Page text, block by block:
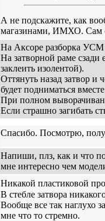
А не подскажите, как
магазинами, ИМХО. Сам
На Аксоре разборка УСМ
На затворной раме сзади
заклеить изолентой).
Оттянуть назад затвор и
будет подниматься
При полном
Если страшно загибать
Спасибо. Посмотрю,
Напиши, плз, как и что
мне интересно чем
Никакой пластиковой
В стебле затвора
Вообще все так наглухо
мне что то стремно.